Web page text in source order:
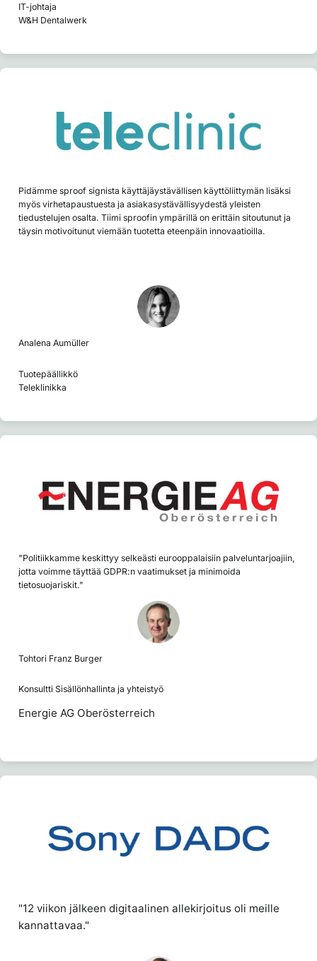
IT-johtaja
W&H Dentalwerk
Pidämme sproof signista käyttäjäystävällisen käyttöliittymän lisäksi
myös virhetapaustuesta ja asiakasystävällisyydestä yleisten
tiedustelujen osalta. Tiimi sproofin ympärillä on erittäin sitoutunut ja
täysin motivoitunut viemään tuotetta eteenpäin innovaatioilla.
Analena Aumüller
Tuotepäällikkö
Teleklinikka
"Politiikkamme keskittyy selkeästi eurooppalaisiin palveluntarjoajiin,
jotta voimme täyttää GDPR:n vaatimukset ja minimoida
tietosuojariskit."
Tohtori Franz Burger
Konsultti Sisällönhallinta ja yhteistyö
Energie AG Oberösterreich
"12 viikon jälkeen digitaalinen allekirjoitus oli meille
kannattavaa."